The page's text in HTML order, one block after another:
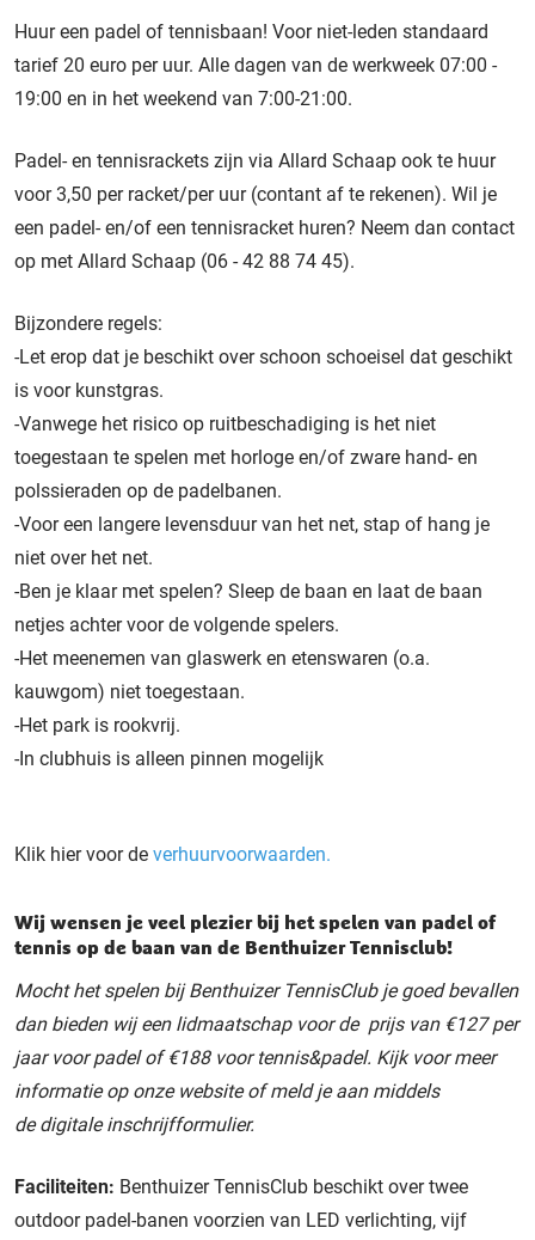
Huur een padel of tennisbaan! Voor niet-leden standaard
tarief 20 euro per uur. Alle dagen van de werkweek 07:00 -
19:00 en in het weekend van 7:00-21:00.
Padel- en tennisrackets zijn via Allard Schaap ook te huur
voor 3,50 per racket/per uur (contant af te rekenen). Wil je
een padel- en/of een tennisracket huren? Neem dan contact
op met Allard Schaap (06 - 42 88 74 45).
Bijzondere regels:
-Let erop dat je beschikt over schoon schoeisel dat geschikt
is voor kunstgras.
-Vanwege het risico op ruitbeschadiging is het niet
toegestaan te spelen met horloge en/of zware hand- en
polssieraden op de padelbanen.
-Voor een langere levensduur van het net, stap of hang je
niet over het net.
-Ben je klaar met spelen? Sleep de baan en laat de baan
netjes achter voor de volgende spelers.
-Het meenemen van glaswerk en etenswaren (o.a.
kauwgom) niet toegestaan.
-Het park is rookvrij.
-In clubhuis is alleen pinnen mogelijk
Klik hier voor de verhuurvoorwaarden.
Wij wensen je veel plezier bij het spelen van padel of
tennis op de baan van de Benthuizer Tennisclub!
Mocht het spelen bij Benthuizer TennisClub je goed bevallen
dan bieden wij een lidmaatschap voor de prijs van €127 per
jaar voor padel of €188 voor tennis&padel. Kijk voor meer
informatie op onze websiteof meld je aan middels
dedigitale inschrijfformulier.
Faciliteiten: Benthuizer TennisClub beschikt over twee
outdoor padel-banen voorzien van LED verlichting, vijf